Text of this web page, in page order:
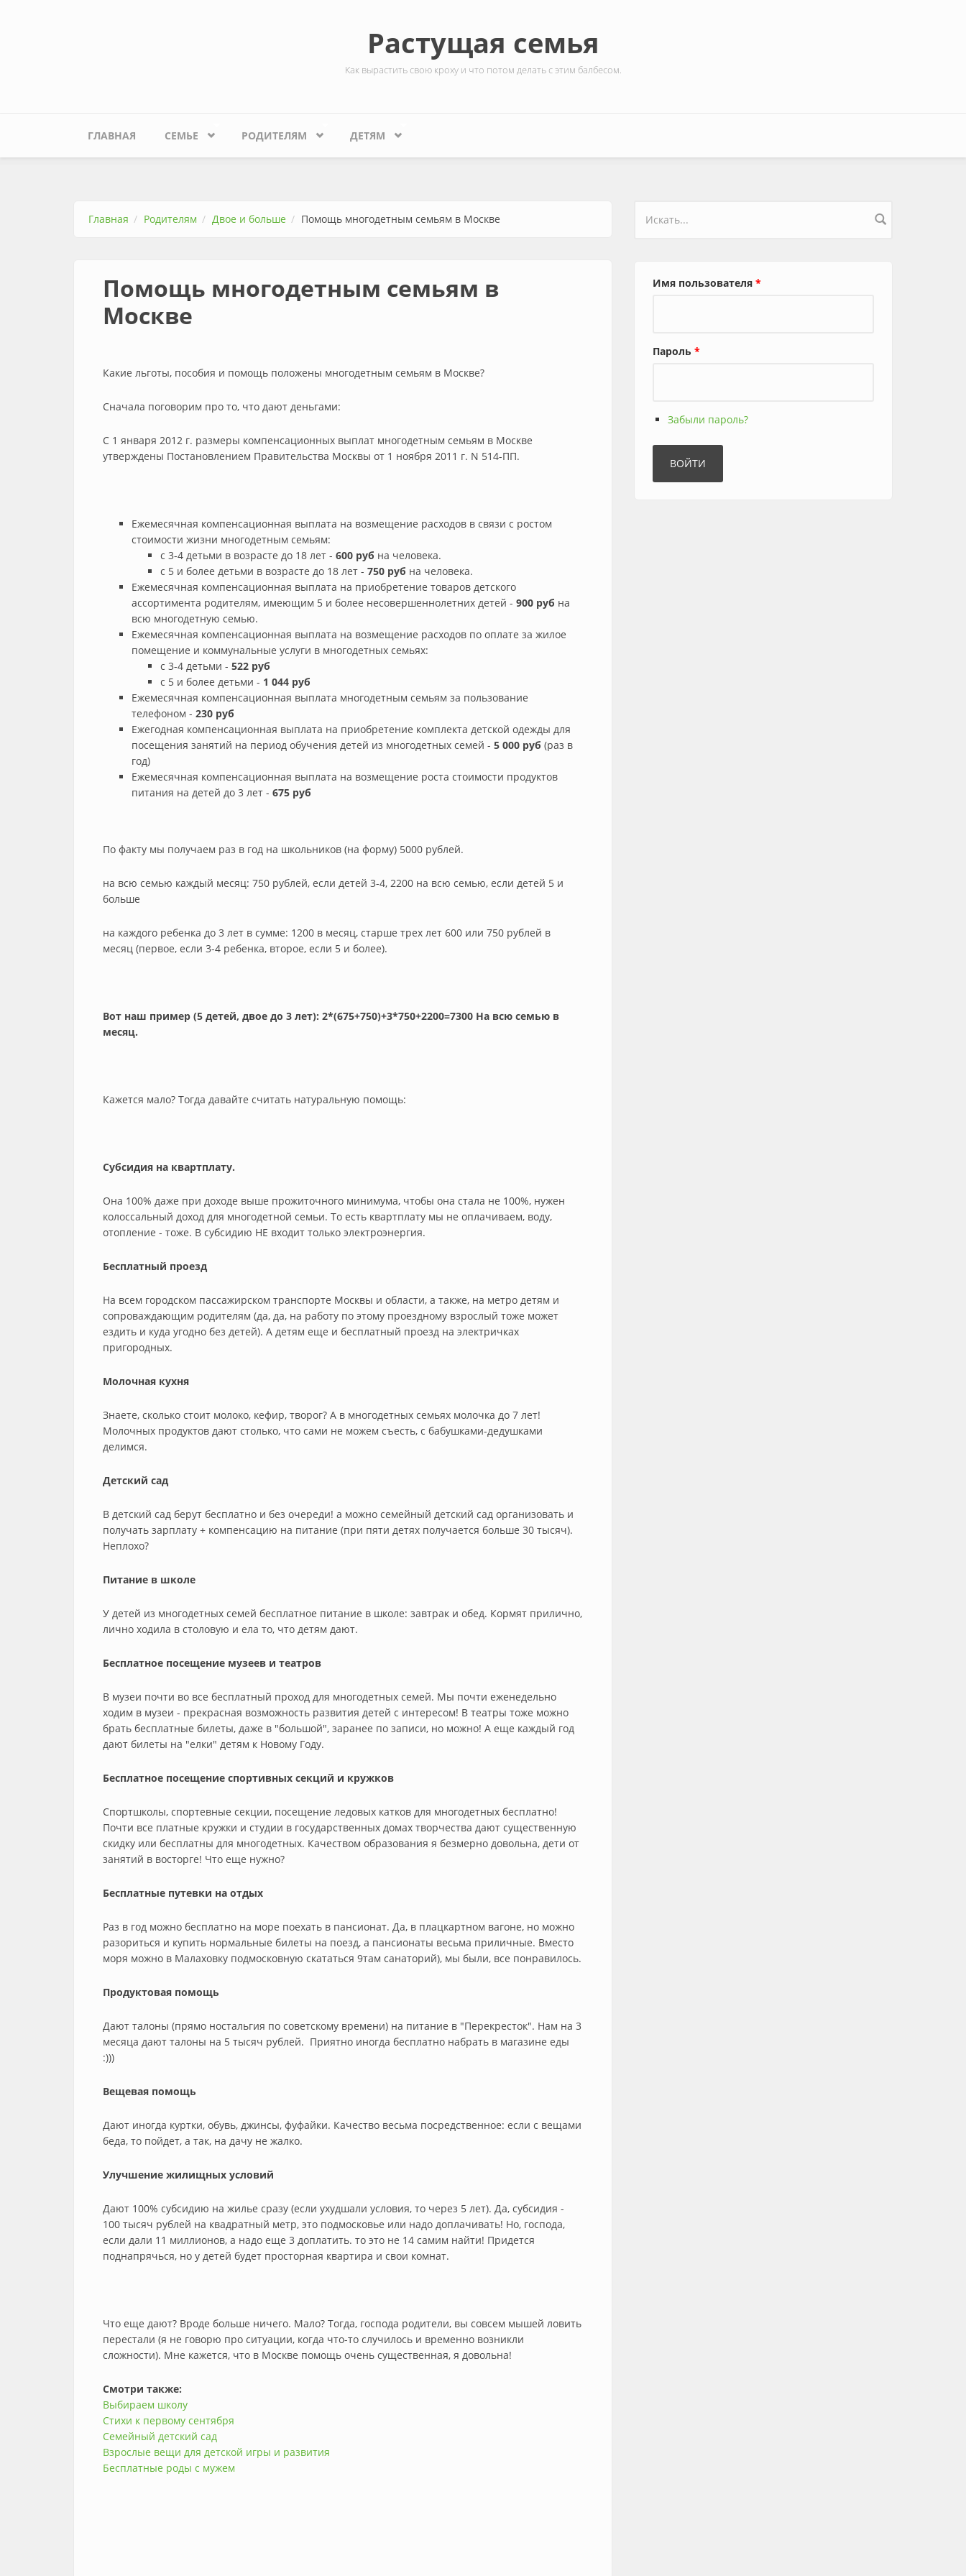
Растущая семья
Как вырастить свою кроху и что потом делать с этим балбесом.
ГЛАВНАЯ СЕМЬЕ РОДИТЕЛЯМ ДЕТЯМ
Главная Родителям Двое и больше Помощь многодетным семьям в Москве
Помощь многодетным семьям в
Москве
Какие льготы, пособия и помощь положены многодетным семьям в Москве?
Сначала поговорим про то, что дают деньгами:
С 1 января 2012 г. размеры компенсационных выплат многодетным семьям в Москве
утверждены Постановлением Правительства Москвы от 1 ноября 2011 г. N 514-ПП.
Ежемесячная компенсационная выплата на возмещение расходов в связи с ростом
стоимости жизни многодетным семьям:
с 3-4 детьми в возрасте до 18 лет - 600 руб на человека.
с 5 и более детьми в возрасте до 18 лет - 750 руб на человека.
Ежемесячная компенсационная выплата на приобретение товаров детского
ассортимента родителям, имеющим 5 и более несовершеннолетних детей - 900 руб на
всю многодетную семью.
Ежемесячная компенсационная выплата на возмещение расходов по оплате за жилое
помещение и коммунальные услуги в многодетных семьях:
с 3-4 детьми - 522 руб
с 5 и более детьми - 1 044 руб
Ежемесячная компенсационная выплата многодетным семьям за пользование
телефоном - 230 руб
Ежегодная компенсационная выплата на приобретение комплекта детской одежды для
посещения занятий на период обучения детей из многодетных семей - 5 000 руб (раз в
год)
Ежемесячная компенсационная выплата на возмещение роста стоимости продуктов
питания на детей до 3 лет - 675 руб
По факту мы получаем раз в год на школьников (на форму) 5000 рублей.
на всю семью каждый месяц: 750 рублей, если детей 3-4, 2200 на всю семью, если детей 5 и
больше
на каждого ребенка до 3 лет в сумме: 1200 в месяц, старше трех лет 600 или 750 рублей в
месяц (первое, если 3-4 ребенка, второе, если 5 и более).
Вот наш пример (5 детей, двое до 3 лет): 2*(675+750)+3*750+2200=7300 На всю семью в
месяц.
Кажется мало? Тогда давайте считать натуральную помощь:
Субсидия на квартплату.
Она 100% даже при доходе выше прожиточного минимума, чтобы она стала не 100%, нужен
колоссальный доход для многодетной семьи. То есть квартплату мы не оплачиваем, воду,
отопление - тоже. В субсидию НЕ входит только электроэнергия.
Бесплатный проезд
На всем городском пассажирском транспорте Москвы и области, а также, на метро детям и
сопроваждающим родителям (да, да, на работу по этому проездному взрослый тоже может
ездить и куда угодно без детей). А детям еще и бесплатный проезд на электричках
пригородных.
Молочная кухня
Знаете, сколько стоит молоко, кефир, творог? А в многодетных семьях молочка до 7 лет!
Молочных продуктов дают столько, что сами не можем съесть, с бабушками-дедушками
делимся.
Детский сад
В детский сад берут бесплатно и без очереди! а можно семейный детский сад организовать и
получать зарплату + компенсацию на питание (при пяти детях получается больше 30 тысяч).
Неплохо?
Питание в школе
У детей из многодетных семей бесплатное питание в школе: завтрак и обед. Кормят прилично,
лично ходила в столовую и ела то, что детям дают.
Бесплатное посещение музеев и театров
В музеи почти во все бесплатный проход для многодетных семей. Мы почти еженедельно
ходим в музеи - прекрасная возможность развития детей с интересом! В театры тоже можно
брать бесплатные билеты, даже в "большой", заранее по записи, но можно! А еще каждый год
дают билеты на "елки" детям к Новому Году.
Бесплатное посещение спортивных секций и кружков
Спортшколы, спортевные секции, посещение ледовых катков для многодетных бесплатно!
Почти все платные кружки и студии в государственных домах творчества дают существенную
скидку или бесплатны для многодетных. Качеством образования я безмерно довольна, дети от
занятий в восторге! Что еще нужно?
Бесплатные путевки на отдых
Раз в год можно бесплатно на море поехать в пансионат. Да, в плацкартном вагоне, но можно
разориться и купить нормальные билеты на поезд, а пансионаты весьма приличные. Вместо
моря можно в Малаховку подмосковную скататься 9там санаторий), мы были, все понравилось.
Продуктовая помощь
Дают талоны (прямо ностальгия по советскому времени) на питание в "Перекресток". Нам на 3
месяца дают талоны на 5 тысяч рублей. Приятно иногда бесплатно набрать в магазине еды
:)))
Вещевая помощь
Дают иногда куртки, обувь, джинсы, фуфайки. Качество весьма посредственное: если с вещами
беда, то пойдет, а так, на дачу не жалко.
Улучшение жилищных условий
Дают 100% субсидию на жилье сразу (если ухудшали условия, то через 5 лет). Да, субсидия -
100 тысяч рублей на квадратный метр, это подмосковье или надо доплачивать! Но, господа,
если дали 11 миллионов, а надо еще 3 доплатить. то это не 14 самим найти! Придется
поднапрячься, но у детей будет просторная квартира и свои комнат.
Что еще дают? Вроде больше ничего. Мало? Тогда, господа родители, вы совсем мышей ловить
перестали (я не говорю про ситуации, когда что-то случилось и временно возникли
сложности). Мне кажется, что в Москве помощь очень существенная, я довольна!
Смотри также:
Выбираем школу
Стихи к первому сентября
Семейный детский сад
Взрослые вещи для детской игры и развития
Бесплатные роды с мужем
Форма поиска
Имя пользователя *
Пароль *
Забыли пароль?